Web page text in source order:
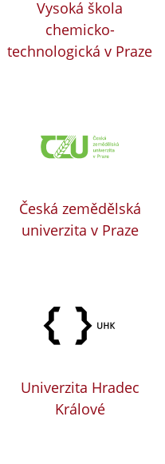
Vysoká škola
chemicko-
technologická v Praze
Česká zemědělská
univerzita v Praze
Univerzita Hradec
Králové